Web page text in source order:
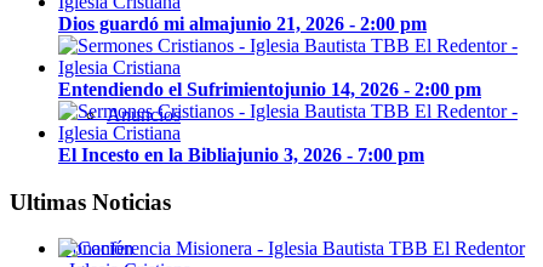
Anuncios
Donación
Dios guardó mi almajunio 21, 2026 - 2:00 pm
Entendiendo el Sufrimientojunio 14, 2026 - 2:00 pm
El Incesto en la Bibliajunio 3, 2026 - 7:00 pm
Ultimas Noticias